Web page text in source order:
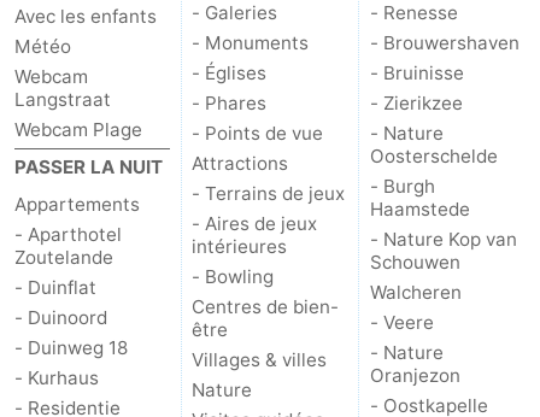
Avec les enfants
Météo
Webcam
Langstraat
Webcam Plage
PASSER LA NUIT
Appartements
- Aparthotel
Zoutelande
- Duinflat
- Duinoord
- Duinweg 18
- Kurhaus
- Residentie
- Galeries
- Monuments
- Églises
- Phares
- Points de vue
Attractions
- Terrains de jeux
- Aires de jeux
intérieures
- Bowling
Centres de bien-
être
Villages & villes
Nature
- Renesse
- Brouwershaven
- Bruinisse
- Zierikzee
- Nature
Oosterschelde
- Burgh
Haamstede
- Nature Kop van
Schouwen
Walcheren
- Veere
- Nature
Oranjezon
- Oostkapelle